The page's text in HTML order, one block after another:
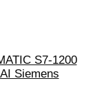
S7-1200
Siemens